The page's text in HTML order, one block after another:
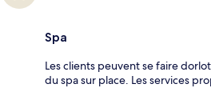
Spa
Les clients peuvent se faire
du spa sur place. Les services